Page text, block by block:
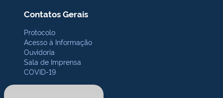
Contatos Gerais
Protocolo
Acesso à Informação
Ouvidoria
Sala de Imprensa
COVID-19